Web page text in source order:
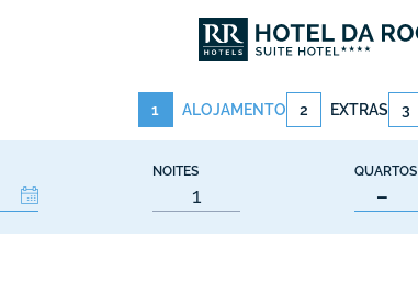
1 ALOJAMENTO 2 EXTRAS 3
NOITES QUARTOS
-